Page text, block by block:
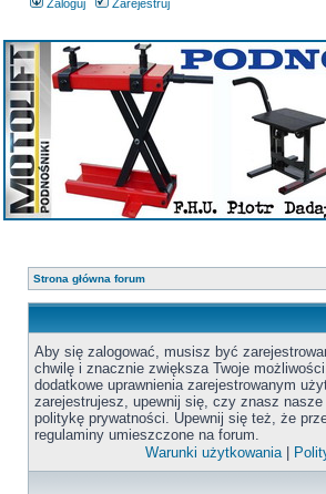
Zaloguj Zarejestruj
Strona główna forum
Aby się zalogować, musisz być
chwilę i znacznie zwiększa Twoje
dodatkowe uprawnienia zarejestrowanym
zarejestrujesz, upewnij się, czy znasz
politykę prywatności. Upewnij się też, że
regulaminy umieszczone na forum.
Warunki użytkowania|